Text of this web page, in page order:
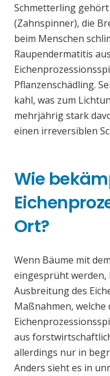
Schmetterling
(Zahnspinner), die
beim Menschen
Raupendermatitis
Pflanzenschädling.
kahl, was zum
mehrjährig stark
einen irreversiblen
Wie
Ort?
Wenn Bäume mit
eingesprüht werden,
Ausbreitung des
Maßnahmen,
aus
allerdings nur in
Anders sieht es in